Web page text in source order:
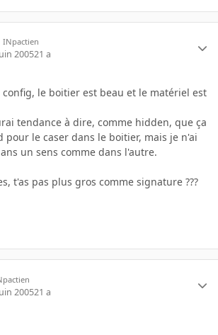
INpactien
200521 a
le boitier est beau et le matériel est
tendance à dire, comme hidden, que ça
pour le caser dans le boitier, mais je n'ai
un sens comme dans l'autre.
t'as pas plus gros comme signature ???
200521 a